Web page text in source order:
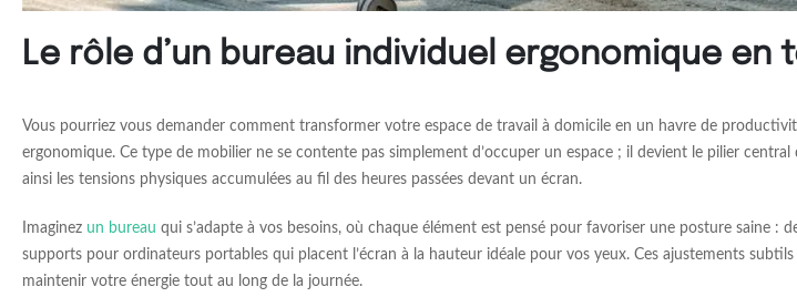
Le rôle d’un bureau individuel ergonomique en
Vous pourriez vous demander comment transformer votre espace de travail à domicile en un havre de
ergonomique. Ce type de mobilier ne se contente pas simplement d’occuper un espace ; il devient le pilier
ainsi les tensions physiques accumulées au fil des heures passées devant un écran.
Imaginez un bureau qui s’adapte à vos besoins, où chaque élément est pensé pour favoriser une posture saine
supports pour ordinateurs portables qui placent l’écran à la hauteur idéale pour vos yeux. Ces ajustements
maintenir votre énergie tout au long de la journée.